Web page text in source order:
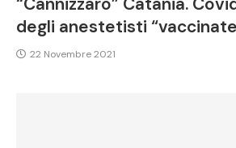
degli anestetisti
22 Novembre 2021